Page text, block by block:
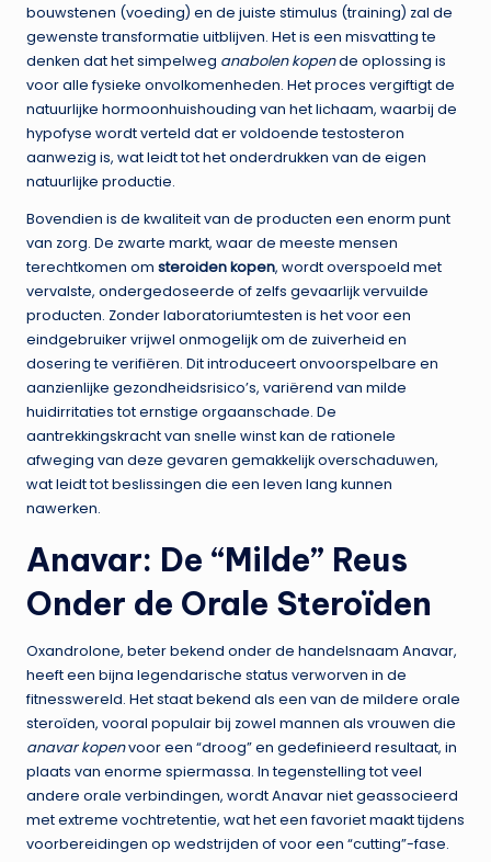
bouwstenen (voeding) en de juiste stimulus (training) zal de
gewenste transformatie uitblijven. Het is een misvatting te
denken dat het simpelweg anabolen kopende oplossing is
voor alle fysieke onvolkomenheden. Het proces vergiftigt de
natuurlijke hormoonhuishouding van het lichaam, waarbij de
hypofyse wordt verteld dat er voldoende testosteron
aanwezig is, wat leidt tot het onderdrukken van de eigen
natuurlijke productie.
Bovendien is de kwaliteit van de producten een enorm punt
van zorg. De zwarte markt, waar de meeste mensen
terechtkomen om steroiden kopen, wordt overspoeld met
vervalste, ondergedoseerde of zelfs gevaarlijk vervuilde
producten. Zonder laboratoriumtesten is het voor een
eindgebruiker vrijwel onmogelijk om de zuiverheid en
dosering te verifiëren. Dit introduceert onvoorspelbare en
aanzienlijke gezondheidsrisico’s, variërend van milde
huidirritaties tot ernstige orgaanschade. De
aantrekkingskracht van snelle winst kan de rationele
afweging van deze gevaren gemakkelijk overschaduwen,
wat leidt tot beslissingen die een leven lang kunnen
nawerken.
Anavar: De “Milde” Reus
Onder de Orale Steroïden
Oxandrolone, beter bekend onder de handelsnaam Anavar,
heeft een bijna legendarische status verworven in de
fitnesswereld. Het staat bekend als een van de mildere orale
steroïden, vooral populair bij zowel mannen als vrouwen die
anavar kopenvoor een “droog” en gedefinieerd resultaat, in
plaats van enorme spiermassa. In tegenstelling tot veel
andere orale verbindingen, wordt Anavar niet geassocieerd
met extreme vochtretentie, wat het een favoriet maakt tijdens
voorbereidingen op wedstrijden of voor een “cutting”-fase.